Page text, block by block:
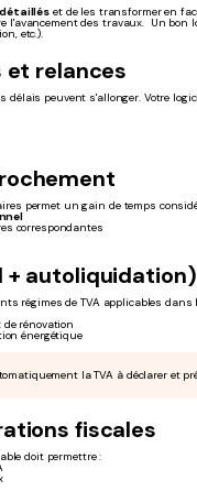
et de les transformer en
des travaux. Un bon
etc.).
et relances
peuvent s'allonger. Votre
permet un gain de temps
correspondantes
+ autoliquidation)
régimes de TVA applicables dans
rénovation
énergétique
la TVA à déclarer et
fiscales
doit permettre :